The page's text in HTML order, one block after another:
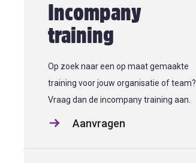
Incompany
training
Op zoek naar een op maat gemaakte
training voor jouw organisatie of team?
Vraag dan de incompany training aan.
Aanvragen